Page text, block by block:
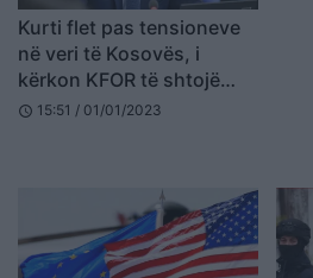
Kurti flet pas tensioneve
në veri të Kosovës, i
kërkon KFOR të shtojë
prezencën ushtarake në
schedule 15:51 / 01/01/2023